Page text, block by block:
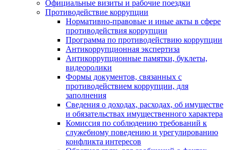
Официальные визиты и рабочие поездки
Противодействие коррупции
Нормативно-правовые и иные акты в сфере
противодействия коррупции
Программа по противодействию коррупции
Антикоррупционная экспертиза
Антикоррупционные памятки, буклеты,
видеоролики
Формы документов, связанных с
противодействием коррупции, для
заполнения
Сведения о доходах, расходах, об имуществе
и обязательствах имущественного характера
Комиссия по соблюдению требований к
служебному поведению и урегулированию
конфликта интересов